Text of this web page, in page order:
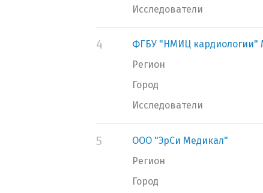
Исследователи
4
ФГБУ "НМИЦ кардиологии"
Регион
Город
Исследователи
5
ООО "ЭрСи Медикал"
Регион
Город